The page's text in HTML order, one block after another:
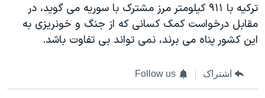
ترکيه با ۹۱۱ کيلومتر مرز مشترک با سوريه می گويد، در
مقابل درخواست کمک کسانی که از جنگ و خونريزی به
اين کشور پناه می برند، نمی تواند بی تفاوت باشد.
اشتراک Follow us